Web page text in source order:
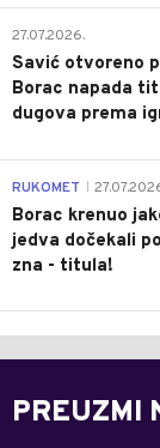
27.07.2026.
Savić otvoreno
Borac napada
dugova prema
RUKOMET
Borac krenuo
jedva dočekali
zna - titula!
PREUZMI